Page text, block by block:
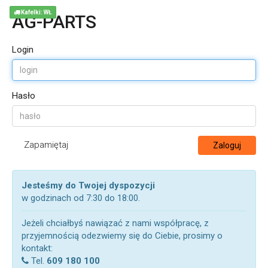
AG-PARTS
Login
Hasło
Zapamiętaj Zaloguj
Jesteśmy do Twojej dyspozycji
w godzinach od 7:30 do 18:00.
Jeżeli chciałbyś nawiązać z nami współpracę, z
przyjemnością odezwiemy się do Ciebie, prosimy o
kontakt:
Tel. 609 180 100
Kafelki: WŁ